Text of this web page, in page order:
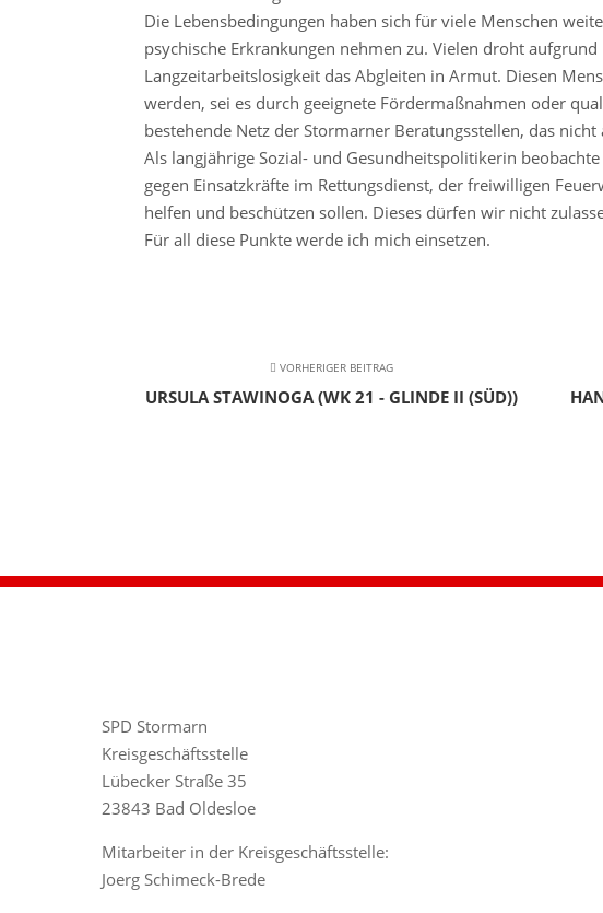
Die Lebensbedingungen haben sich für viele Menschen
psychische Erkrankungen nehmen zu. Vielen droht
Langzeitarbeitslosigkeit das Abgleiten in Armut. Diesen
werden, sei es durch geeignete Fördermaßnahmen oder
bestehende Netz der Stormarner Beratungsstellen, das
Als langjährige Sozial- und Gesundheitspolitikerin
gegen Einsatzkräfte im Rettungsdienst, der freiwilligen
helfen und beschützen sollen. Dieses dürfen wir nicht
Für all diese Punkte werde ich mich einsetzen.
VORHERIGER BEITRAG
URSULA STAWINOGA (WK 21 - GLINDE II (SÜD))
SPD Stormarn
Kreisgeschäftsstelle
Lübecker Straße 35
23843 Bad Oldesloe
Mitarbeiter in der Kreisgeschäftsstelle:
Joerg Schimeck-Brede